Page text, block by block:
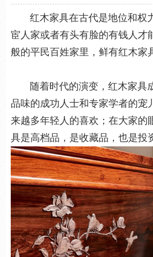
红木家具在古代是地位和权
宦人家或者有头有脸的有钱人才
般的平民百姓家里，鲜有红木家
随着时代的演变，红木家具
品味的成功人士和专家学者的宠
来越多年轻人的喜欢；在大家的
具是高档品，是收藏品，也是投